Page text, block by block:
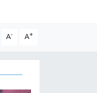
A- A+